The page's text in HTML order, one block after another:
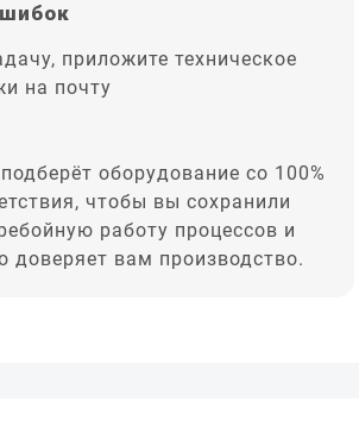
приложите техническое
на почту
оборудование со 100%
чтобы вы сохранили
работу процессов и
доверяет вам производство.